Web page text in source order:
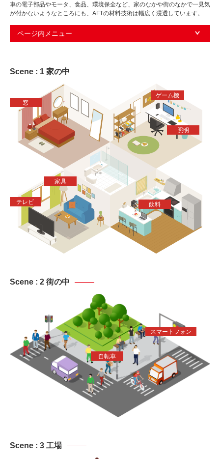
車の電子部品やモータ、食品、環境保全など、家のなかや街のなかで一見気
が付かないようなところにも、AFTの材料技術は幅広く浸透しています。
ページ内メニュー
Scene : 1 家の中
ゲーム機
窓
照明
家具
飲料
テレビ
Scene : 2 街の中
スマートフォン
自転車
Scene : 3 工場